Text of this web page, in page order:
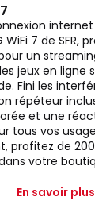
WiFi 7 de SFR,
un
jeux en ligne
Fini les
répéteur
et une
tous vos
profitez de
votre
En savoir plus